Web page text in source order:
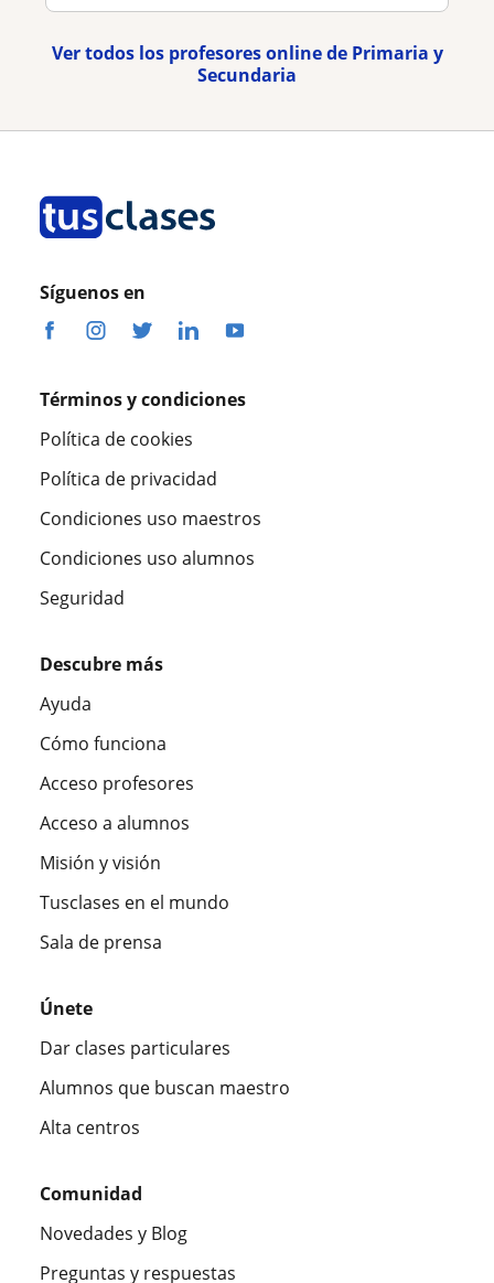
Ver todos los profesores online de Primaria y
Secundaria
Síguenos en
Términos y condiciones
Política de cookies
Política de privacidad
Condiciones uso maestros
Condiciones uso alumnos
Seguridad
Descubre más
Ayuda
Cómo funciona
Acceso profesores
Acceso a alumnos
Misión y visión
Tusclases en el mundo
Sala de prensa
Únete
Dar clases particulares
Alumnos que buscan maestro
Alta centros
Comunidad
Novedades y Blog
Preguntas y respuestas